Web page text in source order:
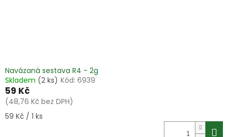
Navázaná sestava R4 - 2g
Skladem (2 ks) Kód: 6939
59 Kč
(48,76 Kč bez DPH)
Měrná
59 Kč / 1 ks